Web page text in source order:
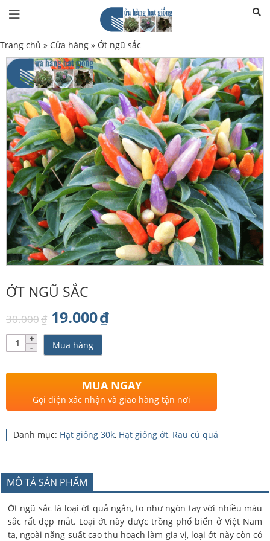
Trang chủ » Cửa hàng » Ớt ngũ sắc
ỚT NGŨ SẮC
30.000₫ Giá
gốc
là:
30.000₫.
19.000₫Giá
là:
19.000₫.
Số
lượng
Mua hàng
MUA NGAY
Gọi điện xác nhận và giao hàng tận nơi
Danh mục: Hạt giống 30k, Hạt giống ớt, Rau củ quả
MÔ TẢ SẢN PHẨM
Ớt ngũ sắc là loại ớt quả ngắn, to như ngón tay với nhiều màu
sắc rất đẹp mắt. Loại ớt này được trồng phổ biến ở Việt Nam
ta, ngoài năng suất cao thu hoạch làm gia vị, loại ớt này còn có